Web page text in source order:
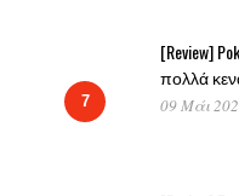
7
[Review]
πολλά
09 Μάι